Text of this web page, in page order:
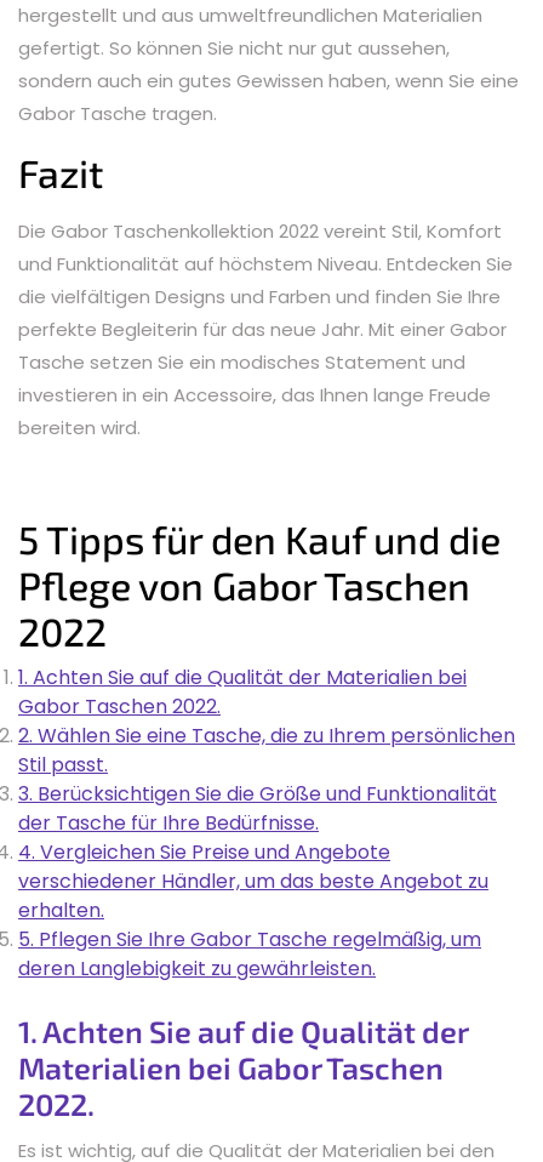
hergestellt und aus umweltfreundlichen Materialien
gefertigt. So können Sie nicht nur gut aussehen,
sondern auch ein gutes Gewissen haben, wenn Sie eine
Gabor Tasche tragen.
Fazit
Die Gabor Taschenkollektion 2022 vereint Stil, Komfort
und Funktionalität auf höchstem Niveau. Entdecken Sie
die vielfältigen Designs und Farben und finden Sie Ihre
perfekte Begleiterin für das neue Jahr. Mit einer Gabor
Tasche setzen Sie ein modisches Statement und
investieren in ein Accessoire, das Ihnen lange Freude
bereiten wird.
5 Tipps für den Kauf und die
Pflege von Gabor Taschen
2022
1. Achten Sie auf die Qualität der Materialien bei
Gabor Taschen 2022.
2. Wählen Sie eine Tasche, die zu Ihrem persönlichen
Stil passt.
3. Berücksichtigen Sie die Größe und Funktionalität
der Tasche für Ihre Bedürfnisse.
4. Vergleichen Sie Preise und Angebote
verschiedener Händler, um das beste Angebot zu
erhalten.
5. Pflegen Sie Ihre Gabor Tasche regelmäßig, um
deren Langlebigkeit zu gewährleisten.
1. Achten Sie auf die Qualität der
Materialien bei Gabor Taschen
2022.
Es ist wichtig, auf die Qualität der Materialien bei den